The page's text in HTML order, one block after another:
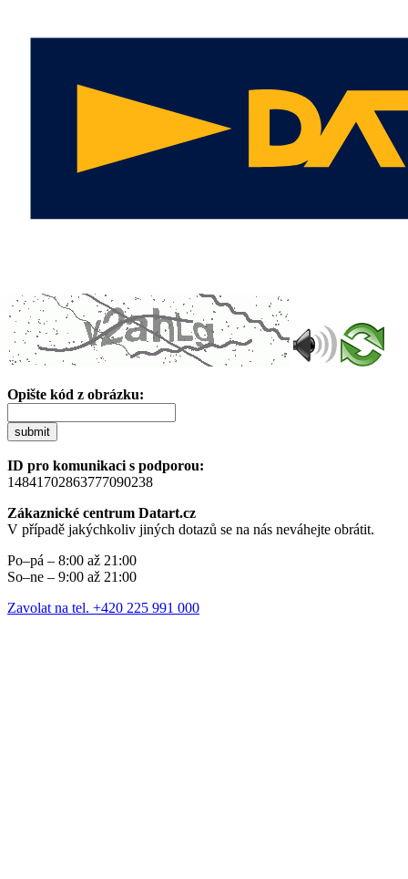
Opište kód z obrázku:
submit
ID pro komunikaci s podporou:
14841702863777090238
Zákaznické centrum Datart.cz
V případě jakýchkoliv jiných dotazů se na nás neváhejte obrátit.
Po–pá – 8:00 až 21:00
So–ne – 9:00 až 21:00
Zavolat na tel. +420 225 991 000